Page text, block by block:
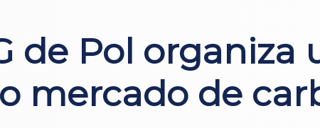
de Pol
mercado de